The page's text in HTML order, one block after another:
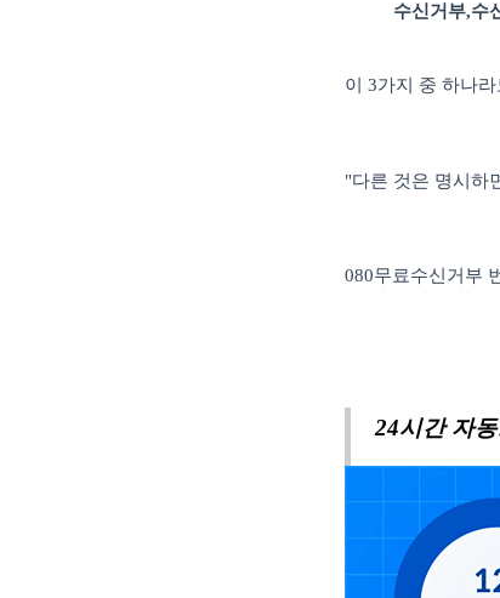
수신거부,수
이 3가지 중 하나
"다른 것은 명시하
080무료수신거부
24시간 자